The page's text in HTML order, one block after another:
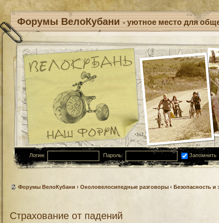
Форумы ВелоКубани - уютное место для
Логин: Пароль: Запомнить
Форумы ВелоКубани ‹ Околовелосипедные разговоры ‹ Безопасность и
Страхование от падений